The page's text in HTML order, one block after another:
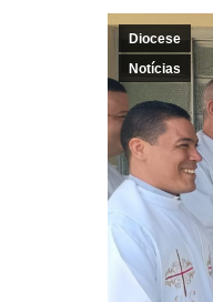
Diocese
Notícias